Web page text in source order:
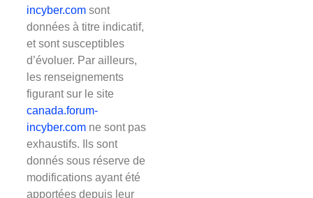
incyber.com sont
données à titre indicatif,
et sont susceptibles
d’évoluer. Par ailleurs,
les renseignements
figurant sur le site
canada.forum-
incyber.com ne sont pas
exhaustifs. Ils sont
donnés sous réserve de
modifications ayant été
apportées depuis leur